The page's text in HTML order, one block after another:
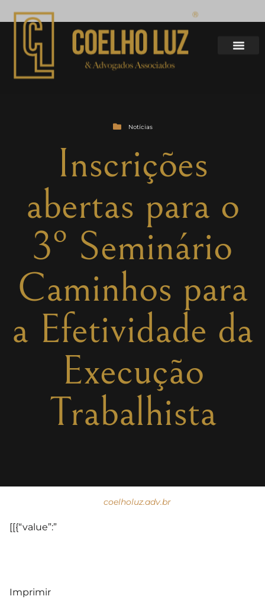
Notícias
Inscrições
abertas para o
3º Seminário
Caminhos para
a Efetividade da
Execução
Trabalhista
coelholuz.adv.br
[[{“value”:”
Imprimir